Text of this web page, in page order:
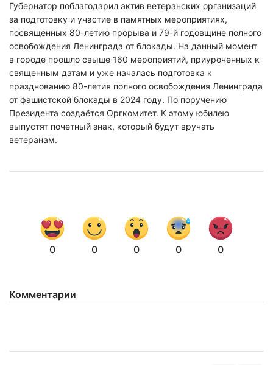
Губернатор поблагодарил актив ветеранских организаций
за подготовку и участие в памятных мероприятиях,
посвященных 80-летию прорыва и 79-й годовщине полного
освобождения Ленинграда от блокады. На данный момент
в городе прошло свыше 160 мероприятий, приуроченных к
священным датам и уже началась подготовка к
празднованию 80-летия полного освобождения Ленинграда
от фашистской блокады в 2024 году. По поручению
Президента создаётся Оргкомитет. К этому юбилею
выпустят почетный знак, который будут вручать
ветеранам.
0 0 0 0 0
Комментарии